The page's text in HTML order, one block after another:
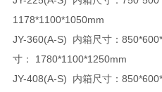
1178*1100*1050mm
JY-360(A-S) 内箱尺寸：
寸： 1780*1100*1250mm
JY-408(A-S) 内箱尺寸：